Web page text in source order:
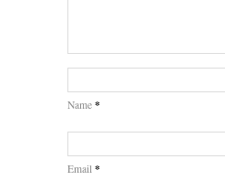
Name *
Email *